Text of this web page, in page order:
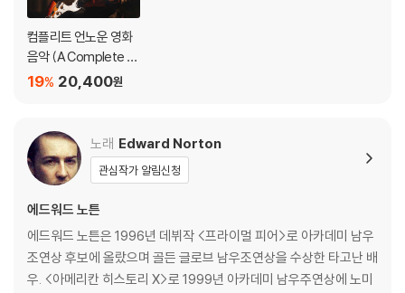
컴플리트 언노운 영화
음악 (A Complete U
nknown: Original Mo
20,400원
19%
노래 Edward Norton
관심작가 알림신청
에드워드 노튼
에드워드 노튼은 1996년 데뷔작 <프라이멀 피어>로 아카데미 남우
조연상 후보에 올랐으며 골든 글로브 남우조연상을 수상한 타고난 배
우. <아메리칸 히스토리 X>로 1999년 아카데미 남우주연상에 노미